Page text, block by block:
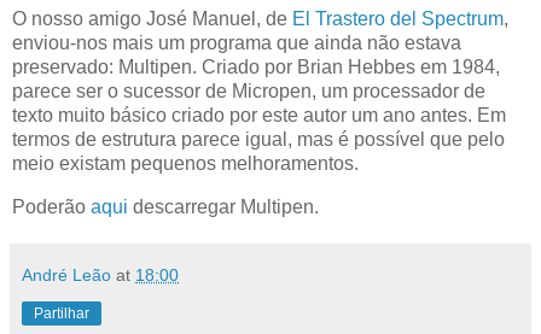
O nosso amigo José Manuel, de El Trastero del Spectrum,
enviou-nos mais um programa que ainda não estava
preservado: Multipen. Criado por Brian Hebbes em 1984,
parece ser o sucessor de Micropen, um processador de
texto muito básico criado por este autor um ano antes. Em
termos de estrutura parece igual, mas é possível que pelo
meio existam pequenos melhoramentos.
Poderão aqui descarregar Multipen.
André Leão at 18:00
Partilhar